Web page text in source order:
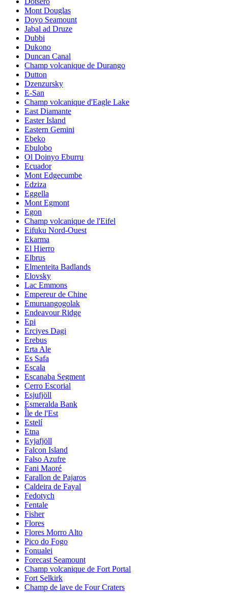
Mont Douglas
Doyo Seamount
Jabal ad Druze
Dubbi
Dukono
Duncan Canal
Champ volcanique de Durango
Dutton
Dzenzursky
E-San
Champ volcanique d'Eagle Lake
East Diamante
Easter Island
Eastern Gemini
Ebeko
Ebulobo
Ol Doinyo Eburru
Ecuador
Mont Edgecumbe
Edziza
Eggella
Mont Egmont
Egon
Champ volcanique de l'Eifel
Eifuku Nord-Ouest
Ekarma
El Hierro
Elbrus
Elmenteita Badlands
Elovsky
Lac Emmons
Empereur de Chine
Emuruangogolak
Endeavour Ridge
Epi
Erciyes Dagi
Erebus
Erta Ale
Es Safa
Escala
Escanaba Segment
Cerro Escorial
Esjufjöll
Esmeralda Bank
Île de l'Est
Estelí
Etna
Eyjafjöll
Falcon Island
Falso Azufre
Fani Maoré
Farallon de Pajaros
Caldeira de Fayal
Fedotych
Fentale
Fisher
Flores
Flores Morro Alto
Pico do Fogo
Fonualei
Forecast Seamount
Champ volcanique de Fort Portal
Fort Selkirk
Champ de lave de Four Craters